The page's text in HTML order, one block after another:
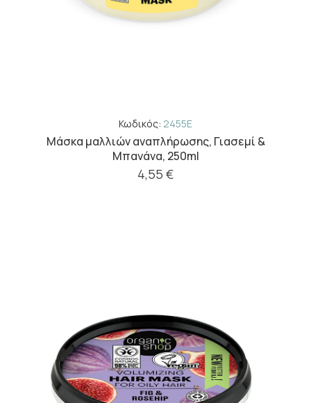
Κωδικός: 2455E
Μάσκα μαλλιών αναπλήρωσης, Γιασεμί &
Μπανάνα, 250ml
4,55 €